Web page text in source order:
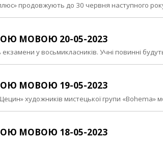
продовжують до 30 червня наступного
МОВОЮ 20-05-2023
у восьмикласників. Учні повинні
МОВОЮ 19-05-2023
художників мистецької групи «Bohema»
МОВОЮ 18-05-2023